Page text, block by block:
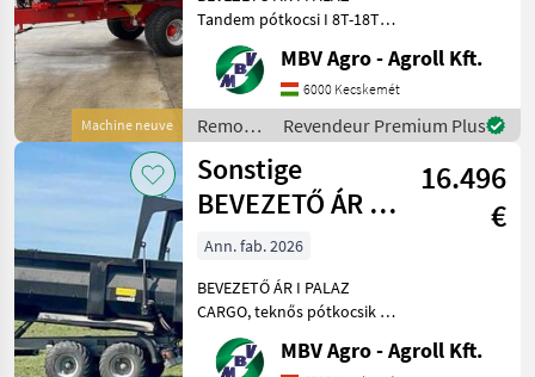
Machine neuve
Tandem pótkocsi I 8T-18T
Ha PALAZ akkor kizárólag
az MBV AGRO! Vásároljon
közvetlenül az importőrtől,
a régió legnagyobb PALAZ
kereskedőitől. Az
MBV Agro - Agroll Kft.
6000 Kecskemét
Remorques
/
Sonstige
Revendeur Premium Plus
Sonstige
BEVEZETŐ ÁR I
PALAZ CARGO,
teknős
pótkocsik I 1
16.496
€
Ann. fab. 2026
BEVEZETŐ ÁR I PALAZ
CARGO, teknős pótkocsik I
12-18T I 2 tengely Ha PALAZ
akkor kizárólag az MBVMBV Agro - Agroll Kft.